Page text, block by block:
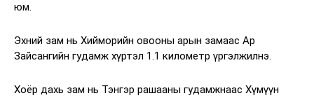
юм.
Эхний зам нь Хийморийн овооны арын замаас Ар
Зайсангийн гудамж хүртэл 1.1 километр үргэлжилнэ.
Хоёр дахь зам нь Тэнгэр рашааны гудамжнаас Хүмүүн